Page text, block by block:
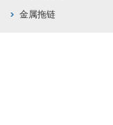
金属拖链